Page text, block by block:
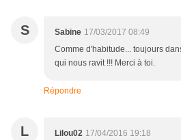
S Sabine 17/03/2017 08:49
Comme d'habitude... toujours
qui nous ravit !!! Merci à toi.
Répondre
L Lilou02 17/04/2016 19:18